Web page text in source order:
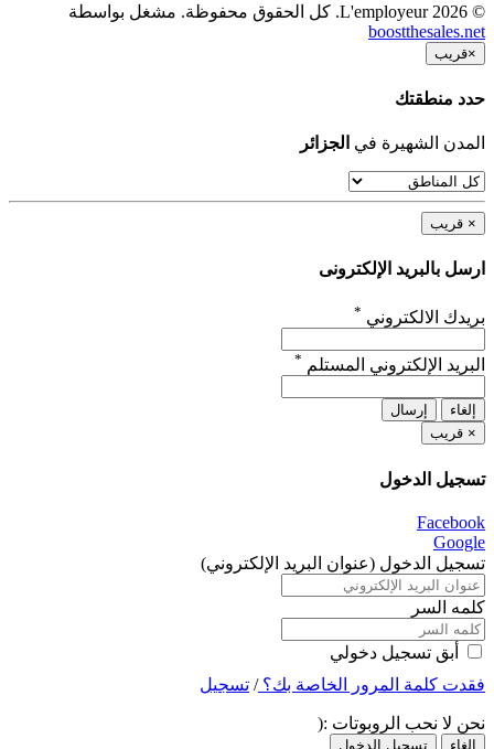
© 2026 L'employeur. كل الحقوق محفوظة. مشغل بواسطة
boostthesales.net
×قريب
حدد منطقتك
المدن الشهيرة في الجزائر
× قريب
ارسل بالبريد الإلكترونى
بريدك الالكتروني *
البريد الإلكتروني المستلم *
إلغاء
إرسال
× قريب
تسجيل الدخول
Facebook
Google
تسجيل الدخول (عنوان البريد الإلكتروني)
كلمه السر
أبق تسجيل دخولي
فقدت كلمة المرور الخاصة بك؟/ تسجيل
نحن لا نحب الروبوتات :(
إلغاء تسجيل الدخول